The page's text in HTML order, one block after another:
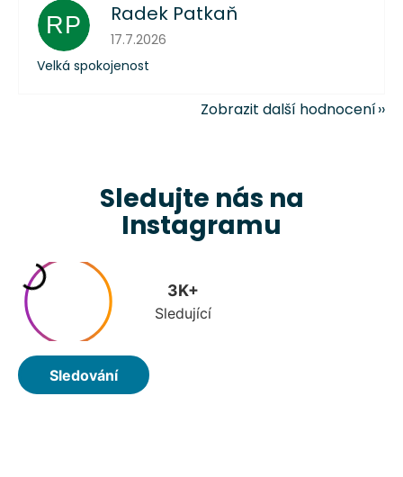
RP Radek Patkaň
Hodnocení obchodu je 5 z 5 hvězdiček.
17.7.2026
Velká spokojenost
Zobrazit další hodnocení
Sledujte nás na
Instagramu